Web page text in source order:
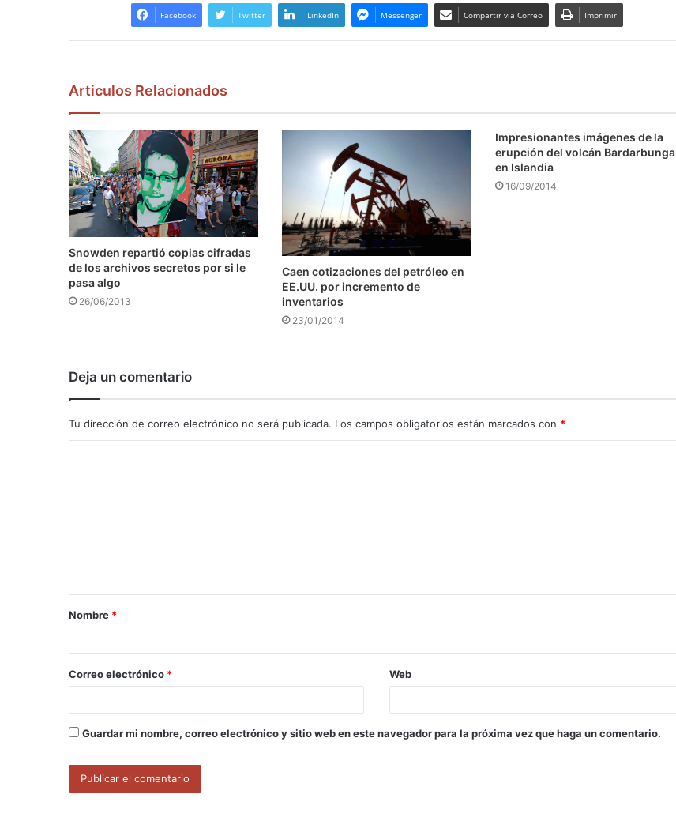
Facebook Twitter LinkedIn Messenger Compartir via Correo Imprimir
Articulos Relacionados
Snowden repartió copias cifradas
de los archivos secretos por si le
pasa algo
26/06/2013
Caen cotizaciones del petróleo en
EE.UU. por incremento de
inventarios
23/01/2014
Impresionantes imágenes de la
erupción del volcán Bardarbunga
en Islandia
16/09/2014
Deja un comentario
Tu dirección de correo electrónico no será publicada. Los campos obligatorios están marcados con *
a
r
*
Nombre *
Correo electrónico * Web
Guardar mi nombre, correo electrónico y sitio web en este navegador para la próxima vez que haga un comentario.